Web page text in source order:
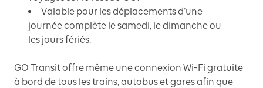
Valable pour les déplacements d’une
journée complète le samedi, le dimanche ou
les jours fériés.
GO Transit offre même une connexion Wi-Fi gratuite
à bord de tous les trains, autobus et gares afin que